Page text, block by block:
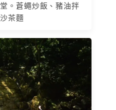
。蒼蠅炒飯、豬油拌
茶麵